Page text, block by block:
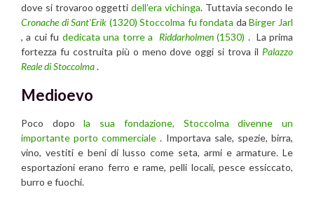
dove si trovaroo oggetti dell’era vichinga. Tuttavia secondo le
Cronache di Sant’Erik (1320) Stoccolma fu fondata daBirger Jarl
, a cui fu dedicata una torre a Riddarholmen(1530) . La prima
fortezza fu costruita più o meno dove oggi si trova il Palazzo
Reale di Stoccolma.
Medioevo
Poco dopola sua fondazione, Stoccolma divenne un
importante porto commerciale . Importava sale, spezie, birra,
vino, vestiti e beni di lusso come seta, armi e armature. Le
esportazioni erano ferro e rame, pelli locali, pesce essiccato,
burro e fuochi.